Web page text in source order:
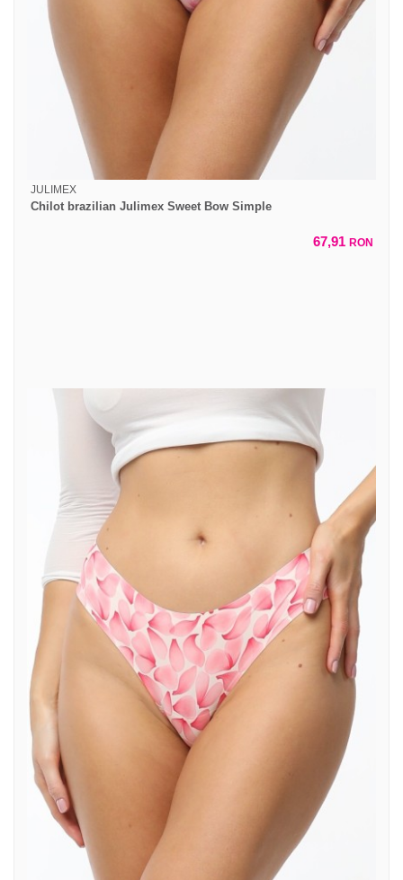
JULIMEX
Chilot brazilian Julimex Sweet Bow Simple
67,91 RON